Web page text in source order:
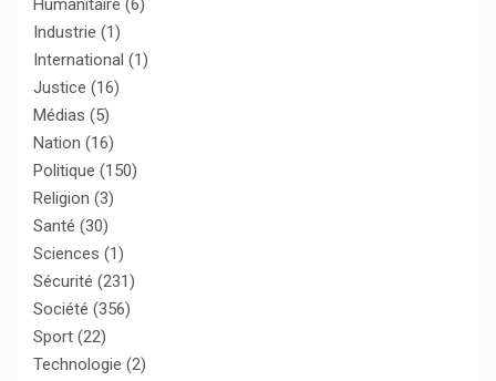
Humanitaire (6)
Industrie (1)
International (1)
Justice (16)
Médias (5)
Nation (16)
Politique (150)
Religion (3)
Santé (30)
Sciences (1)
Sécurité (231)
Société (356)
Sport (22)
Technologie (2)